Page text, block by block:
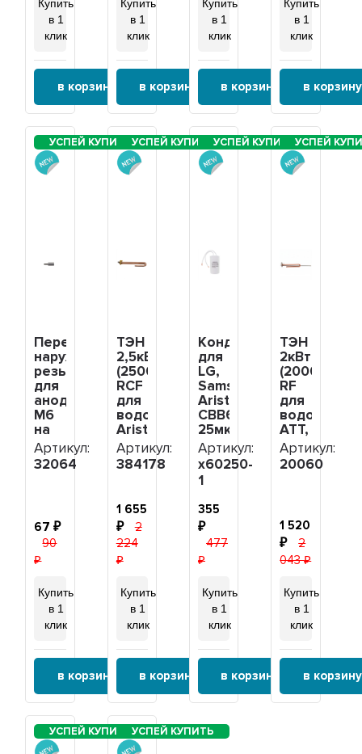
Купить
в 1
клик
в корзину
Купить
в 1
клик
в корзину
Купить
в 1
клик
в корзину
Купить
в 1
клик
в корзину
Переходник
наружная
резьба
для
анода
М6
на
М4,
32046
Артикул:
32064
67
90
Купить
в 1
клик
в корзину
ТЭН
2,5кВт
(2500Вт)
RCF
для
водонагревателя
Ariston,
Thermex
под
анод
384178
Артикул:
384178
1 655
2
224
Купить
в 1
клик
в корзину
Конденсатор
для
LG,
Samsung,
Ariston,
СВВ60
25мкФ,
с
проводом,
450В,
х60250-
1
Артикул:
х60250-
1
355
477
Купить
в 1
клик
в корзину
ТЭН
2кВт
(2000Вт)
RF
для
ATT,
Termolux,
под
анод
20060
Артикул:
20060
1 520
2
043
Купить
в 1
клик
в корзину